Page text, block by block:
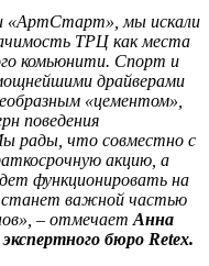
«АртСтарт», мы искали
ТРЦ как места
комьюнити. Спорт и
драйверами
«цементом»,
поведения
рады, что совместно с
акцию, а
функционировать на
станет важной частью
– отмечаетАнна
бюро Retex.